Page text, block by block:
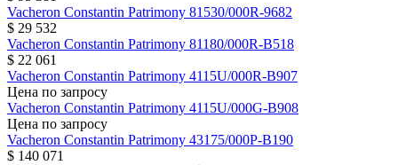
Vacheron Constantin Patrimony 81530/000R-9682
$ 29 532
Vacheron Constantin Patrimony 81180/000R-B518
$ 22 061
Vacheron Constantin Patrimony 4115U/000R-B907
Цена по запросу
Vacheron Constantin Patrimony 4115U/000G-B908
Цена по запросу
Vacheron Constantin Patrimony 43175/000P-B190
$ 140 071